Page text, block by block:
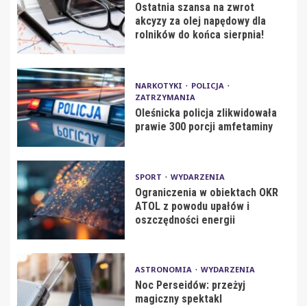
Ostatnia szansa na zwrot
akcyzy za olej napędowy dla
rolników do końca sierpnia!
NARKOTYKI
POLICJA
ZATRZYMANIA
Oleśnicka policja zlikwidowała
prawie 300 porcji amfetaminy
SPORT WYDARZENIA
Ograniczenia w obiektach OKR
ATOL z powodu upałów i
oszczędności energii
ASTRONOMIA WYDARZENIA
Noc Perseidów: przeżyj
magiczny spektakl